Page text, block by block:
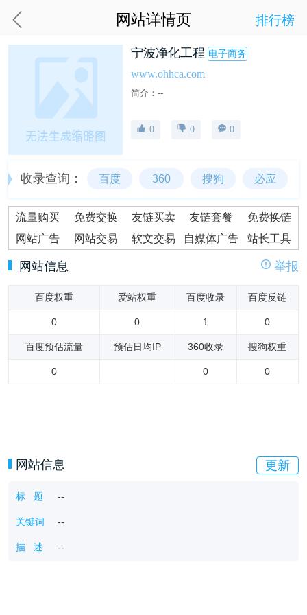
网站详情页 排行榜
宁波净化工程 电子商务
www.ohhca.com
简介：--
0 0 0
收录查询： 百度 360 搜狗 必应
流量购买 免费交换 友链买卖 友链套餐
免费换链
网站广告
网站交易 软文交易 自媒体广告 站长工具
网站信息 举报
百度权重 爱站权重 百度收录 百度反链
0 0 1 0
百度预估流量 预估日均IP 360收录 搜狗权重
0 0 0
网站信息 更新
标 题 --
关键词 --
描 述 --